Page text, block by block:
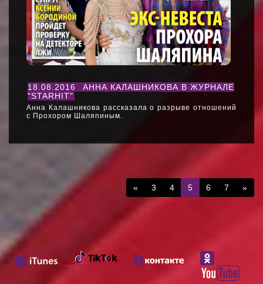
18.08.2016
АННА КАЛАШНИКОВА В ЖУРНАЛЕ
"STARHIT"
Анна Калашникова рассказала о разрыве отношений
с Прохором Шаляпиным.
« 3 4 5 6 7 »